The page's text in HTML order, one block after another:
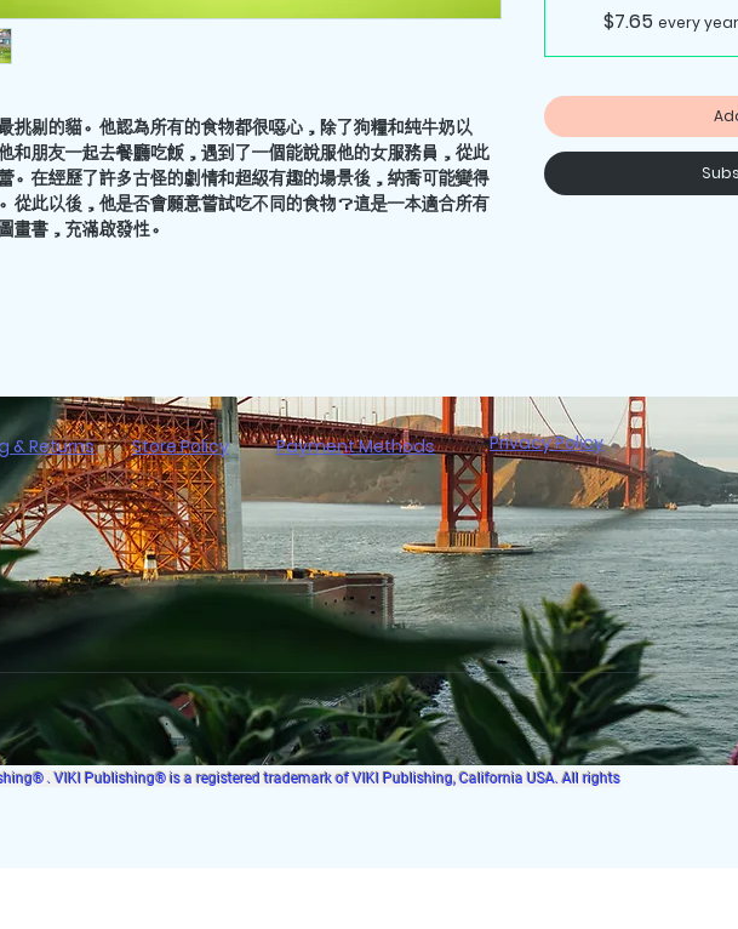
挑剔的貓。他認為所有的食物都很噁心，除了狗糧和純牛奶以
和朋友一起去餐廳吃飯，遇到了一個能說服他的女服務員，從此
。在經歷了許多古怪的劇情和超級有趣的場景後，納喬可能變得
從此以後，他是否會願意嘗試吃不同的食物？這是一本適合所有
畫書，充滿啟發性。
$7.65 every
& Returns Store Policy Payment Methods Privacy Policy
. VIKI Publishing® is a registered trademark of VIKI Publishing, California USA. All rights